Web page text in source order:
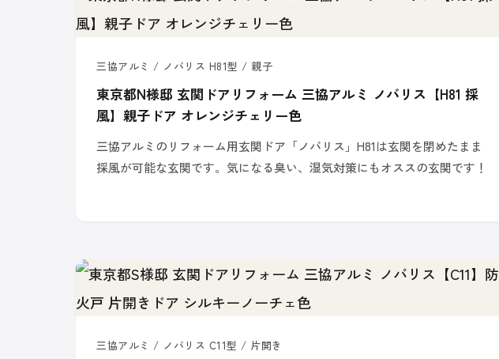
三協アルミ / ノバリス H81型 / 親子
東京都N様邸 玄関ドアリフォーム 三協アルミ ノバリス【H81 採
風】親子ドア オレンジチェリー色
三協アルミのリフォーム用玄関ドア「ノバリス」H81は玄関を閉めたまま
採風が可能な玄関です。気になる臭い、湿気対策にもオススの玄関です！
三協アルミ / ノバリス C11型 / 片開き